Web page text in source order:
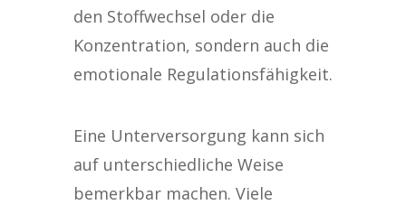
den Stoffwechsel oder die
Konzentration, sondern auch die
emotionale Regulationsfähigkeit.
Eine Unterversorgung kann sich
auf unterschiedliche Weise
bemerkbar machen. Viele